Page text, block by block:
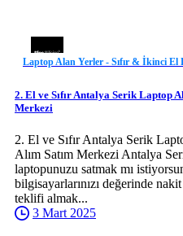
Laptop Alan Yerler - Sıfır & İkinci El
2. El ve Sıfır Antalya Serik Laptop
Merkezi
2. El ve Sıfır Antalya Serik
Alım Satım Merkezi Antalya
laptopunuzu satmak mı
bilgisayarlarınızı değerinde
teklifi almak...
3 Mart 2025